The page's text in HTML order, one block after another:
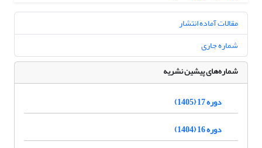
مقالات آماده انتشار
شماره جاری
شماره‌های پیشین نشریه
دوره 17 (1405)
دوره 16 (1404)